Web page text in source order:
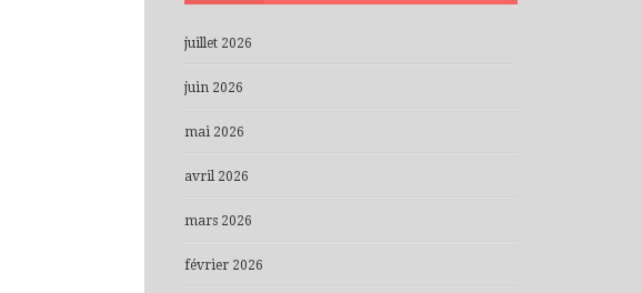
juillet 2026
juin 2026
mai 2026
avril 2026
mars 2026
février 2026